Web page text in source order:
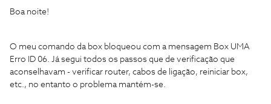
Boa noite!
O meu comando da box bloqueou com a mensagem Box UMA
Erro ID 06. Já segui todos os passos que de verificação que
aconselhavam - verificar router, cabos de ligação, reiniciar box,
etc., no entanto o problema mantém-se.